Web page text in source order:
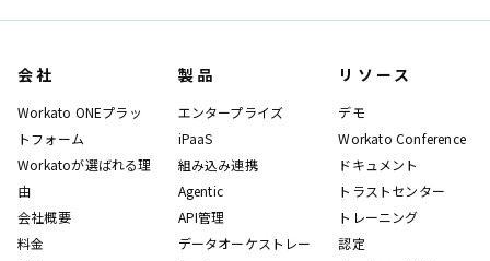
会社
Workato ONEプラッ
トフォーム
Workatoが選ばれる理
由
会社概要
料金
製品
エンタープライズ
iPaaS
組み込み連携
Agentic
API管理
データオーケストレー
リソース
デモ
Workato Conference
ドキュメント
トラストセンター
トレーニング
認定